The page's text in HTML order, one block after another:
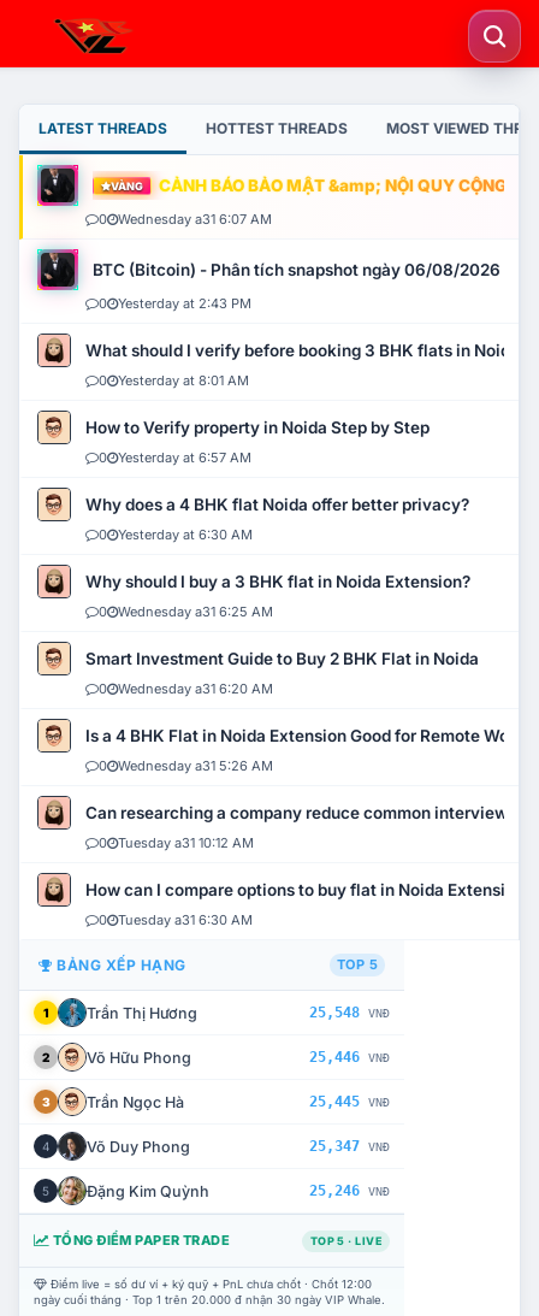
LATEST THREADS HOTTEST THREADS MOST VIEWED
VÀNG CẢNH BÁO BẢO MẬT &amp; NỘI QUY CỘNG
0 Wednesday a31 6:07 AM
BTC (Bitcoin) - Phân tích snapshot ngày 06/08/2026
0 Yesterday at 2:43 PM
What should I verify before booking 3 BHK flats in Noida?
0 Yesterday at 8:01 AM
How to Verify property in Noida Step by Step
0 Yesterday at 6:57 AM
Why does a 4 BHK flat Noida offer better privacy?
0 Yesterday at 6:30 AM
Why should I buy a 3 BHK flat in Noida Extension?
0 Wednesday a31 6:25 AM
Smart Investment Guide to Buy 2 BHK Flat in Noida
0 Wednesday a31 6:20 AM
Is a 4 BHK Flat in Noida Extension Good for Remote Work?
0 Wednesday a31 5:26 AM
Can researching a company reduce common interview
0 Tuesday a31 10:12 AM
How can I compare options to buy flat in Noida Extension?
0 Tuesday a31 6:30 AM
BẢNG XẾP HẠNG TOP 5
1 Trần Thị Hương 25,548 VNĐ
2 Võ Hữu Phong 25,446 VNĐ
3 Trần Ngọc Hà 25,445 VNĐ
4 Võ Duy Phong 25,347 VNĐ
5 Đặng Kim Quỳnh 25,246 VNĐ
TỔNG ĐIỂM PAPER TRADE TOP 5 · LIVE
Điểm live = số dư ví + ký quỹ + PnL chưa chốt · Chốt 12:00
ngày cuối tháng · Top 1 trên 20.000 đ nhận 30 ngày VIP Whale.